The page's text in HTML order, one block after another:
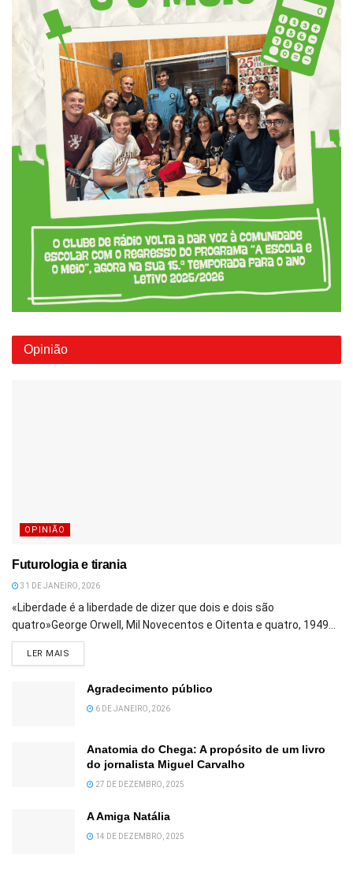
Opinião
OPINIÃO
Futurologia e tirania
31 DE JANEIRO, 2026
«Liberdade é a liberdade de dizer que dois e dois são
quatro»George Orwell, Mil Novecentos e Oitenta e quatro, 1949...
LER MAIS
Agradecimento público
6 DE JANEIRO, 2026
Anatomia do Chega: A propósito de um livro
do jornalista Miguel Carvalho
27 DE DEZEMBRO, 2025
A Amiga Natália
14 DE DEZEMBRO, 2025